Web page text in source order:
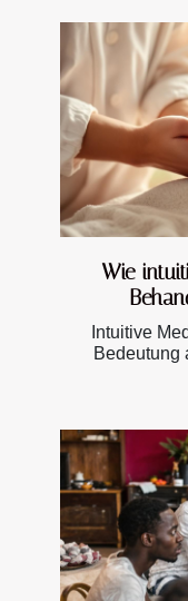
Wie
Intuitive
Bedeutung